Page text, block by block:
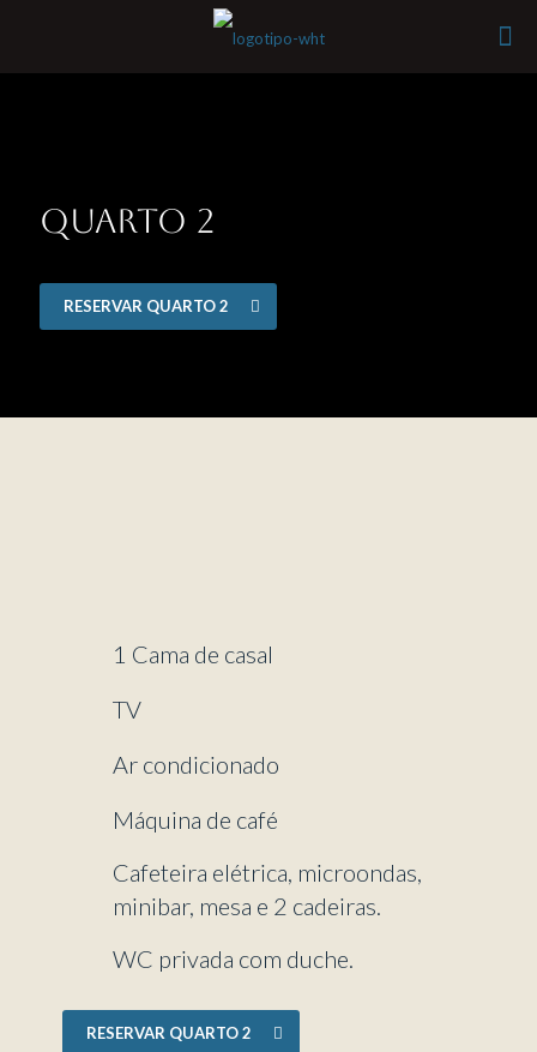
QUARTO 2
RESERVAR QUARTO 2
1 Cama de casal
TV
Ar condicionado
Máquina de café
Cafeteira elétrica, microondas,
minibar, mesa e 2 cadeiras.
WC privada com duche.
RESERVAR QUARTO 2